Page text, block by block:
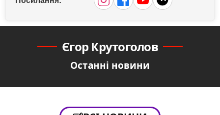
Єгор Крутоголов
Останні новини